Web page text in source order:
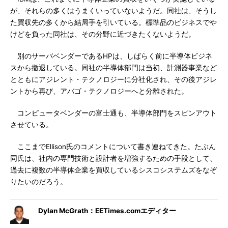
が、それらの多くはうまくいっていないようだ。同社は、そうし
た買収先の多くから結局手を引いている。標準品のビジネスでや
けどを負った同社は、その分野に近づきたくないようだ。
別のサーバベンダーであるHPは、しばらく前に半導体ビジネ
スから撤退している。同社の半導体部門は当初、計測器事業など
とともにアジレント・テクノロジーに分社化され、その後アジレ
ントから再び、アバゴ・テクノロジーへと分離された。
コンピュータベンダーの富士通も、半導体部門をスピンアウト
させている。
ここまでEllison氏のコメントについて書き連ねてきた。たぶん
同氏は、社内の専門技術と設計者を増強するための手段として、
過去に複数の半導体企業を買収しているシスコシステムズをなぞ
りたいのだろう。
Dylan McGrath：EETimes.comエディター